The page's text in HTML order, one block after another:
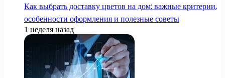
Как выбрать доставку цветов на дом: важные критерии,
особенности оформления и полезные советы
1 неделя назад